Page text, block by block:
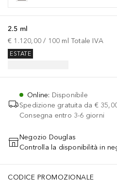
2.5 ml
€ 1.120,00 / 100 ml Totale IVA
ESTATE
Online: Disponibile
Spedizione gratuita da €
Consegna entro 3-6 giorni
AGGIUNGI AL
Negozio Douglas
Controlla la disponibilità in
CODICE PROMOZIONALE